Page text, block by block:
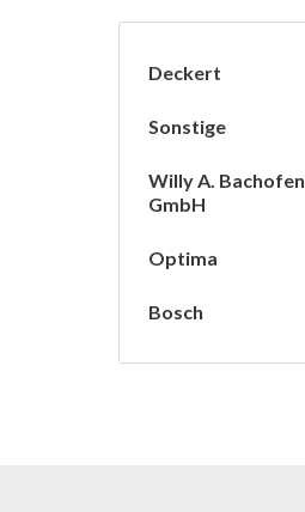
Deckert
Sonstige
Willy A. Bachofen
GmbH
Optima
Bosch